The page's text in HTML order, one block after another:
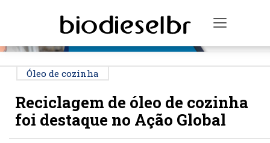
Toggle
Óleo de cozinha
Reciclagem de óleo de cozinha
foi destaque no Ação Global